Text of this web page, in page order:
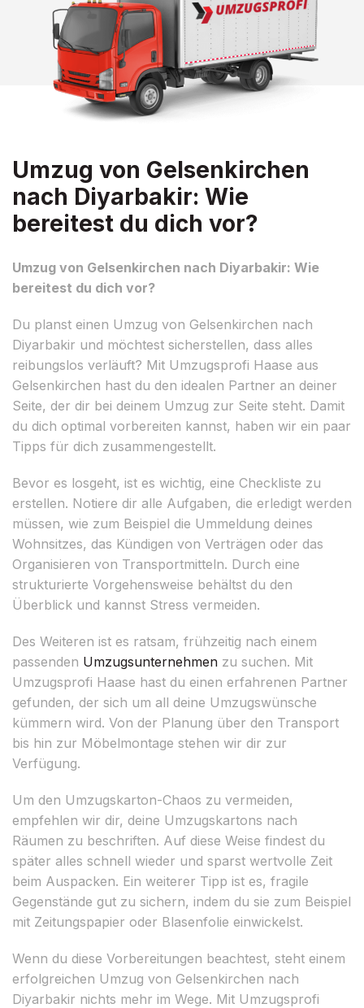
Umzug von Gelsenkirchen
nach Diyarbakir: Wie
bereitest du dich vor?
Umzug von Gelsenkirchen nach Diyarbakir: Wie
bereitest du dich vor?
Du planst einen Umzug von Gelsenkirchen nach
Diyarbakir und möchtest sicherstellen, dass alles
reibungslos verläuft? Mit Umzugsprofi Haase aus
Gelsenkirchen hast du den idealen Partner an deiner
Seite, der dir bei deinem Umzug zur Seite steht. Damit
du dich optimal vorbereiten kannst, haben wir ein paar
Tipps für dich zusammengestellt.
Bevor es losgeht, ist es wichtig, eine Checkliste zu
erstellen. Notiere dir alle Aufgaben, die erledigt werden
müssen, wie zum Beispiel die Ummeldung deines
Wohnsitzes, das Kündigen von Verträgen oder das
Organisieren von Transportmitteln. Durch eine
strukturierte Vorgehensweise behältst du den
Überblick und kannst Stress vermeiden.
Des Weiteren ist es ratsam, frühzeitig nach einem
passenden Umzugsunternehmen zu suchen. Mit
Umzugsprofi Haase hast du einen erfahrenen Partner
gefunden, der sich um all deine Umzugswünsche
kümmern wird. Von der Planung über den Transport
bis hin zur Möbelmontage stehen wir dir zur
Verfügung.
Um den Umzugskarton-Chaos zu vermeiden,
empfehlen wir dir, deine Umzugskartons nach
Räumen zu beschriften. Auf diese Weise findest du
später alles schnell wieder und sparst wertvolle Zeit
beim Auspacken. Ein weiterer Tipp ist es, fragile
Gegenstände gut zu sichern, indem du sie zum Beispiel
mit Zeitungspapier oder Blasenfolie einwickelst.
Wenn du diese Vorbereitungen beachtest, steht einem
erfolgreichen Umzug von Gelsenkirchen nach
Diyarbakir nichts mehr im Wege. Mit Umzugsprofi